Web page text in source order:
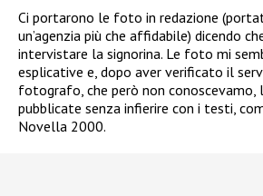
Ci portarono le foto in redazione
un’agenzia più che affidabile) dicendo
intervistare la signorina. Le foto mi
esplicative e, dopo aver verificato il
fotografo, che però non conoscevamo,
pubblicate senza infierire con i testi,
Novella 2000.